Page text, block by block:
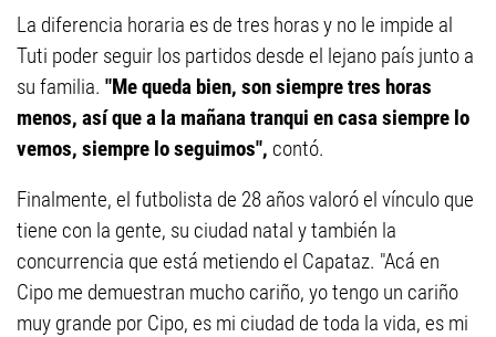
La diferencia horaria es de tres horas y no le impide al
Tuti poder seguir los partidos desde el lejano país junto a
su familia. "Me queda bien, son siempre tres horas
menos, así que a la mañana tranqui en casa siempre lo
vemos, siempre lo seguimos", contó.
Finalmente, el futbolista de 28 años valoró el vínculo que
tiene con la gente, su ciudad natal y también la
concurrencia que está metiendo el Capataz. "Acá en
Cipo me demuestran mucho cariño, yo tengo un cariño
muy grande por Cipo, es mi ciudad de toda la vida, es mi